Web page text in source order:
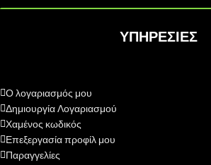
ΥΠΗΡΕΣΙΕΣ
Ο λογαριασμός μου
Δημιουργία Λογαριασμού
Χαμένος κωδικός
Επεξεργασία προφίλ μου
Παραγγελίες